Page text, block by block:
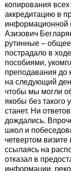
копирования
аккредитацию в
информационной
Азизович
рутинные – общее
пострадало в
пособиями,
преподавания до
на следующий
чтобы мы могли
якобы без такого
станет. Ни
дождались.
школ и
четвертом
ссылаясь на
отказал в
информации,